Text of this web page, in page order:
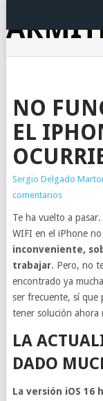
NO
EL
Sergio Delgado
comentarios
Te ha vuelto a
WIFI en el iPhone
inconveniente,
trabajar. Pero, no
encontrado ya
ser frecuente, sí que
tener solución ahora
LA
DADO
La versión iOS 16